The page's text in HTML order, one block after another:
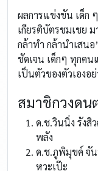
ผลการแข่งขัน เด็ก
เกียรติบัตรชมเชย
กล้าทำ กล้านำเสนอ
ชัดเจน เด็กๆ ทุกคน
เป็นตัวของตัวเองอ
สมาชิกวงดน
ด.ช.วินนิ่ง รังสิ
พลัง
ด.ช.ภูพิมุขค์ จัน
หวะเป๊ะ